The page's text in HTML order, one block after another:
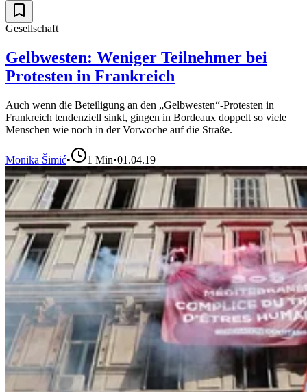
Gesellschaft
Gelbwesten: Weniger Teilnehmer bei
Protesten in Frankreich
Auch wenn die Beteiligung an den „Gelbwesten“-Protesten in
Frankreich tendenziell sinkt, gingen in Bordeaux doppelt so viele
Menschen wie noch in der Vorwoche auf die Straße.
Monika Šimić• 1 Min•01.04.19